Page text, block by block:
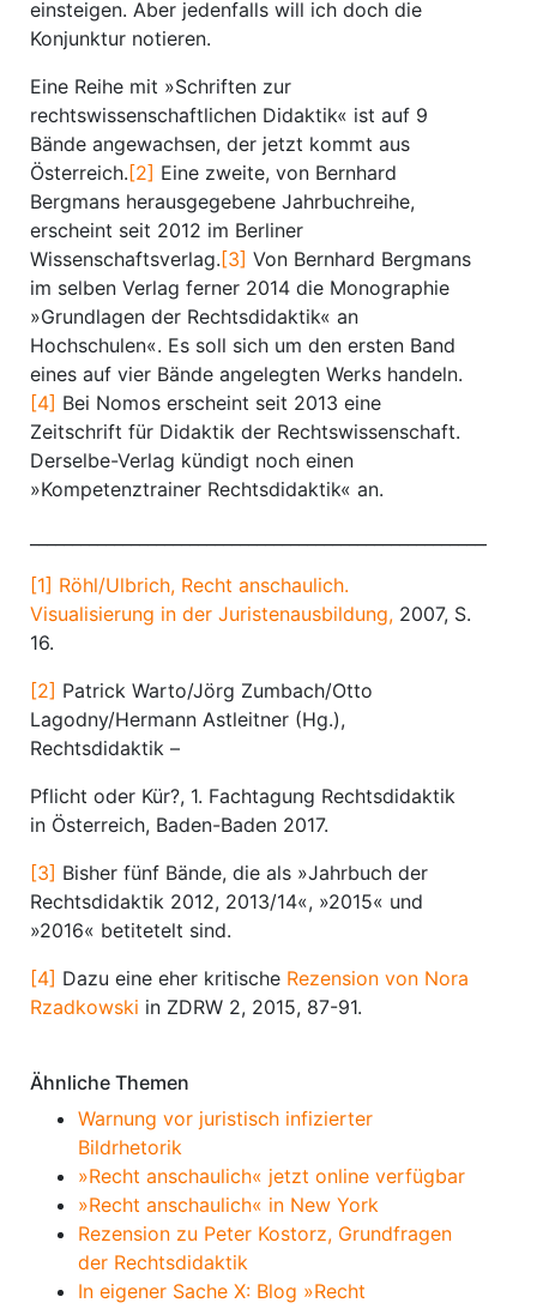
einsteigen. Aber jedenfalls will ich doch die
Konjunktur notieren.
Eine Reihe mit »Schriften zur
rechtswissenschaftlichen Didaktik« ist auf 9
Bände angewachsen, der jetzt kommt aus
Österreich.[2] Eine zweite, von Bernhard
Bergmans herausgegebene Jahrbuchreihe,
erscheint seit 2012 im Berliner
Wissenschaftsverlag.[3] Von Bernhard Bergmans
im selben Verlag ferner 2014 die Monographie
»Grundlagen der Rechtsdidaktik« an
Hochschulen«. Es soll sich um den ersten Band
eines auf vier Bände angelegten Werks handeln.
[4] Bei Nomos erscheint seit 2013 eine
Zeitschrift für Didaktik der Rechtswissenschaft.
Derselbe-Verlag kündigt noch einen
»Kompetenztrainer Rechtsdidaktik« an.
[1] Röhl/Ulbrich, Recht anschaulich.
Visualisierung in der Juristenausbildung, 2007, S.
16.
[2] Patrick Warto/Jörg Zumbach/Otto
Lagodny/Hermann Astleitner (Hg.),
Rechtsdidaktik –
Pflicht oder Kür?, 1. Fachtagung Rechtsdidaktik
in Österreich, Baden-Baden 2017.
[3] Bisher fünf Bände, die als »Jahrbuch der
Rechtsdidaktik 2012, 2013/14«, »2015« und
»2016« betitetelt sind.
[4] Dazu eine eher kritische Rezension von Nora
Rzadkowski in ZDRW 2, 2015, 87-91.
Ähnliche Themen
Warnung vor juristisch infizierter
Bildrhetorik
»Recht anschaulich« jetzt online verfügbar
»Recht anschaulich« in New York
Rezension zu Peter Kostorz, Grundfragen
der Rechtsdidaktik
In eigener Sache X: Blog »Recht